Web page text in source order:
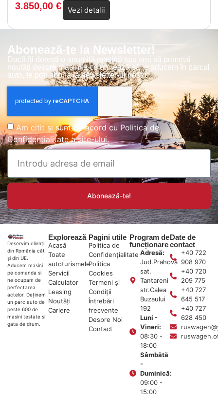
3.850,00 € Vezi detalii
Abonează-te la Newsletter!
Dacă îți dorești o anumită mașină sau vrei să primești
noutăți despre mașinile ce urmează să le aducem în parcul
auto, te poți abona la newsletter-ul nostru.
Am citit și sunt de acord cu Politica de
Confidențialitatea site-ului.
Abonează-te!
Deservim clienți
din România cât
și din UE.
Aducem masini
pe comanda si
ne ocupam de
perfectarea
actelor. Deținem
un parc auto de
peste 600 de
masini testate si
gata de drum.
Explorează
Acasă
Toate
autoturismele
Servicii
Calculator
Leasing
Noutăți
Cariere
Pagini utile
Politica de
Confidențialitate
Politica
Cookies
Termeni și
Condiții
Întrebări
frecvente
Despre Noi
Contact
Program de
funcționare
Adresă:
Jud.Prahova
sat.
Tantareni
str.Calea
Buzaului
192
Luni -
Vineri:
08:30 -
18:00
Sâmbătă
-
Duminică:
09:00 -
15:00
Date de
contact
+40 722
908 970
+40 720
209 775
+40 727
645 517
+40 727
628 450